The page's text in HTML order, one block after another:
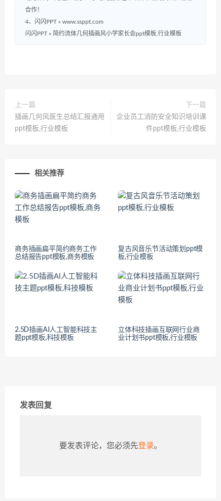
合作！
4、闪闪PPT » www.ssppt.com
闪闪PPT » 简约流体几何插画风小学家长会ppt模板,行业模板
上一篇
插画几何风医生总结汇报通用
ppt模板,行业模板
下一篇
企业员工消防安全知识培训课
件ppt模板,行业模板
相关推荐
商务插画扁平简约商务工作
总结报告ppt模板,商务模板
复古风音乐节活动策划ppt模
板,行业模板
2.5D插画AI人工智能科技主
题ppt模板,科技模板
立体科技插画互联网行业商
业计划书ppt模板,行业模板
发表回复
要发表评论，您必须先登录。